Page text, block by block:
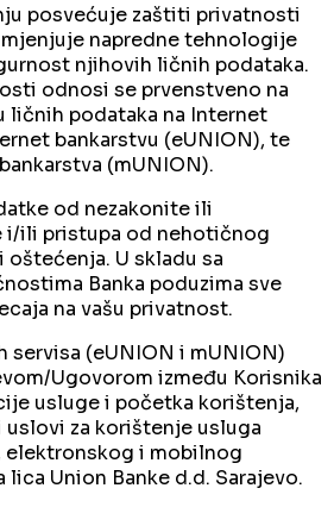
posvećuje zaštiti privatnosti
napredne tehnologije
njihovih ličnih podataka.
odnosi se prvenstveno na
ličnih podataka na Internet
bankarstvu (eUNION), te
(mUNION).
od nezakonite ili
i/ili pristupa od nehotičnog
U skladu sa
Banka poduzima sve
na vašu privatnost.
(eUNION i mUNION)
Ugovorom između Korisnika
usluge i početka korištenja,
za korištenje usluga
elektronskog i mobilnog
lica Union Banke d.d. Sarajevo.